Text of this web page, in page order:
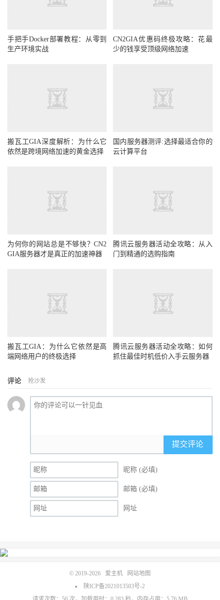
手把手Docker部署教程：从零到
生产环境实战
CN2GIA优惠码终极攻略：花最
少的钱享受顶级网络加速
搬瓦工GIA深度解析：为什么它
依然是跨境网络加速的黄金选择
国内服务器测评:选择最适合你的
云计算平台
为何你的网站总是不够快？CN2
GIA服务器才是真正的加速神器
腾讯云服务器活动全攻略：从入
门到精通的选购指南
搬瓦工GIA：为什么它依然是高
端网络用户的终极选择
腾讯云服务器活动全攻略：如何
抓住最佳时机低价入手云服务器
评论 抢沙发
提交评论
昵称 (必填)
邮箱 (必填)
网址
© 2019-2026 爱主机
网站地图
陕ICP备2021013503号-2